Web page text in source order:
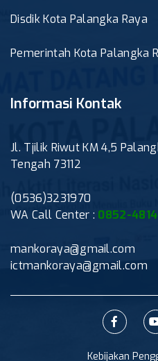
Disdik Kota Palangka Raya
Pemerintah Kota Palangka
Informasi Kontak
Jl. Tjilik Riwut KM 4,5
Tengah 73112
(0536)3231970
WA Call Center : 0852-
mankoraya@gmail.com
ictmankoraya@gmail.com
Kebijakan